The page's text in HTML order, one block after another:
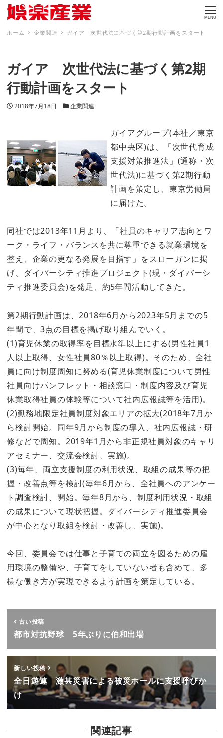
MENU
ホーム 企業関連 ガイア 次世代法に基づく第2期行動計画をスタート
ガイア 次世代法に基づく第2期
行動計画をスタート
投稿日
2018年7月18日 カテゴリー
企業関連
ガイアグループ(本社／東京
都中央区)は、「次世代育成
支援対策推進法」(通称・次
世代法)に基づく第2期行動
計画を策定し、東京労働局
に届けた。
同社では2013年11月より、「社員のキャリア志向とワ
ーク・ライフ・バランスを共に尊重できる就業環境を
整え、企業の更なる発展を目指す」をスローガンに掲
げ、ダイバーシティ推進プロジェクト(現・ダイバーシ
ティ推進委員会)を発足、約5年間活動してきた。
第2期行動計画は、2018年6月から2023年5月までの5
年間で、3点の目標を掲げ取り組んでいく。
(1)育児休業の取得率を目標水準以上にする(男性社員1
人以上取得、女性社員80％以上取得)。そのため、全社
員に向け制度周知に努める(育児休業制度について男性
社員向けパンフレット・相談窓口・制度内容及び育児
休業取得社員の体験等について社内広報誌等を活用)。
(2)勤務地限定社員制度対象エリアの拡大(2018年7月か
ら検討開始。同年9月から制度の導入、社内広報誌・研
修などで周知。2019年1月から非正規社員対象のキャリ
アセミナー、交流会検討、実施)。
(3)毎年、両立支援制度の利用状況、取組の成果等の把
握・改善点等を検討(毎年6月から、全社員へのアンケー
ト調査検討、開始。毎年8月から、制度利用状況・取組
の成果について現状把握。ダイバーシティ推進委員会
が中心となり取組を検討・改善し、実施)。
今回、委員会では仕事と子育ての両立を図るための雇
用環境の整備や、子育てをしていない者も含めて、多
様な働き方が実現できるよう計画を策定している。
古い投稿
都市対抗野球 5年ぶりに伯和出場
新しい投稿
全日遊連 激甚災害による被災ホールに支援呼びか
け
関連記事